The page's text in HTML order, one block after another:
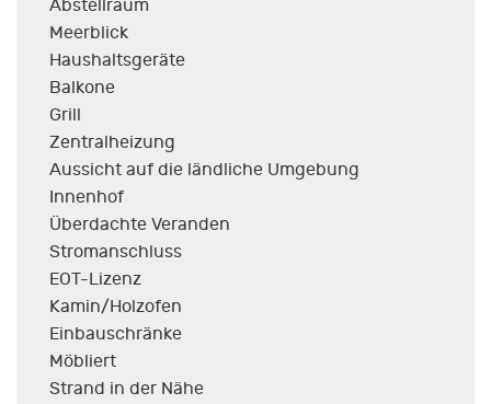
Abstellraum
Meerblick
Haushaltsgeräte
Balkone
Grill
Zentralheizung
Aussicht auf die ländliche Umgebung
Innenhof
Überdachte Veranden
Stromanschluss
EOT-Lizenz
Kamin/Holzofen
Einbauschränke
Möbliert
Strand in der Nähe